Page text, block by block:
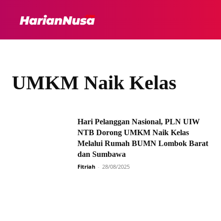
UMKM Naik Kelas
Hari Pelanggan Nasional, PLN UIW
NTB Dorong UMKM Naik Kelas
Melalui Rumah BUMN Lombok Barat
dan Sumbawa
Fitriah - 28/08/2025